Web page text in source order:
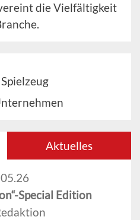
die Vielfältigkeit
Aktuelles
Special Edition